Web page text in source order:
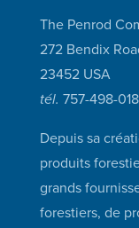
The Penrod
272 Bendix
23452 USA
tél. 757-498-
Depuis sa
produits
grands
forestiers, de